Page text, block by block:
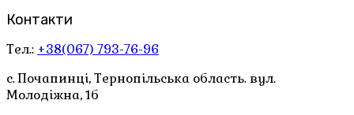
Контакти
Тел.: +38(067) 793-76-96
с. Почапинці, Тернопільська область. вул.
Молодіжна, 1б